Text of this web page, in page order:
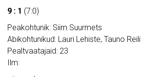
9 : 1 (7:0)
Peakohtunik: Siim Suurmets
Abikohtunikud: Lauri Lehiste, Tauno Reili
Pealtvaatajaid: 23
Ilm: